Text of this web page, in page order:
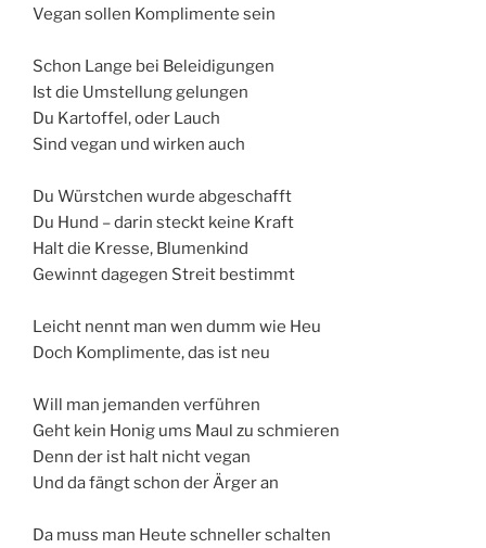
Vegan sollen Komplimente sein
Schon Lange bei Beleidigungen
Ist die Umstellung gelungen
Du Kartoffel, oder Lauch
Sind vegan und wirken auch
Du Würstchen wurde abgeschafft
Du Hund – darin steckt keine Kraft
Halt die Kresse, Blumenkind
Gewinnt dagegen Streit bestimmt
Leicht nennt man wen dumm wie Heu
Doch Komplimente, das ist neu
Will man jemanden verführen
Geht kein Honig ums Maul zu schmieren
Denn der ist halt nicht vegan
Und da fängt schon der Ärger an
Da muss man Heute schneller schalten